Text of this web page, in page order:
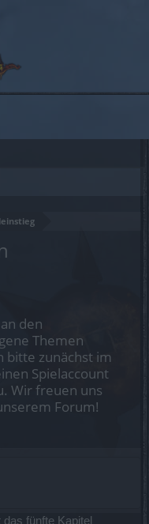
den
Themen
bitte zunächst im
Spielaccount
Wir freuen uns
Forum!
fünfte Kapitel